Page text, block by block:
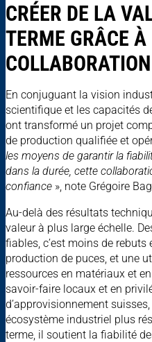
CRÉER DE LA
TERME GRÂCE
COLLABORATION
En conjuguant la vision
scientifique et les capacités
ont transformé un projet
de production qualifiée et
les moyens de garantir la
dans la durée, cette
confiance », note Grégoire
Au-delà des résultats
valeur à plus large échelle.
fiables, c’est moins de rebuts
production de puces, et une
ressources en matériaux et
savoir-faire locaux et en
d’approvisionnement
écosystème industriel plus
terme, il soutient la fiabilité